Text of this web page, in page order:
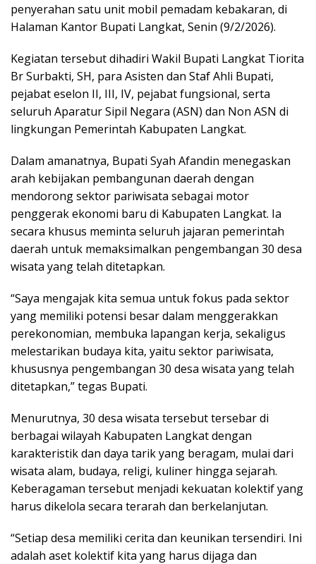
penyerahan satu unit mobil pemadam kebakaran, di
Halaman Kantor Bupati Langkat, Senin (9/2/2026).
Kegiatan tersebut dihadiri Wakil Bupati Langkat Tiorita
Br Surbakti, SH, para Asisten dan Staf Ahli Bupati,
pejabat eselon II, III, IV, pejabat fungsional, serta
seluruh Aparatur Sipil Negara (ASN) dan Non ASN di
lingkungan Pemerintah Kabupaten Langkat.
Dalam amanatnya, Bupati Syah Afandin menegaskan
arah kebijakan pembangunan daerah dengan
mendorong sektor pariwisata sebagai motor
penggerak ekonomi baru di Kabupaten Langkat. Ia
secara khusus meminta seluruh jajaran pemerintah
daerah untuk memaksimalkan pengembangan 30 desa
wisata yang telah ditetapkan.
“Saya mengajak kita semua untuk fokus pada sektor
yang memiliki potensi besar dalam menggerakkan
perekonomian, membuka lapangan kerja, sekaligus
melestarikan budaya kita, yaitu sektor pariwisata,
khususnya pengembangan 30 desa wisata yang telah
ditetapkan,” tegas Bupati.
Menurutnya, 30 desa wisata tersebut tersebar di
berbagai wilayah Kabupaten Langkat dengan
karakteristik dan daya tarik yang beragam, mulai dari
wisata alam, budaya, religi, kuliner hingga sejarah.
Keberagaman tersebut menjadi kekuatan kolektif yang
harus dikelola secara terarah dan berkelanjutan.
“Setiap desa memiliki cerita dan keunikan tersendiri. Ini
adalah aset kolektif kita yang harus dijaga dan